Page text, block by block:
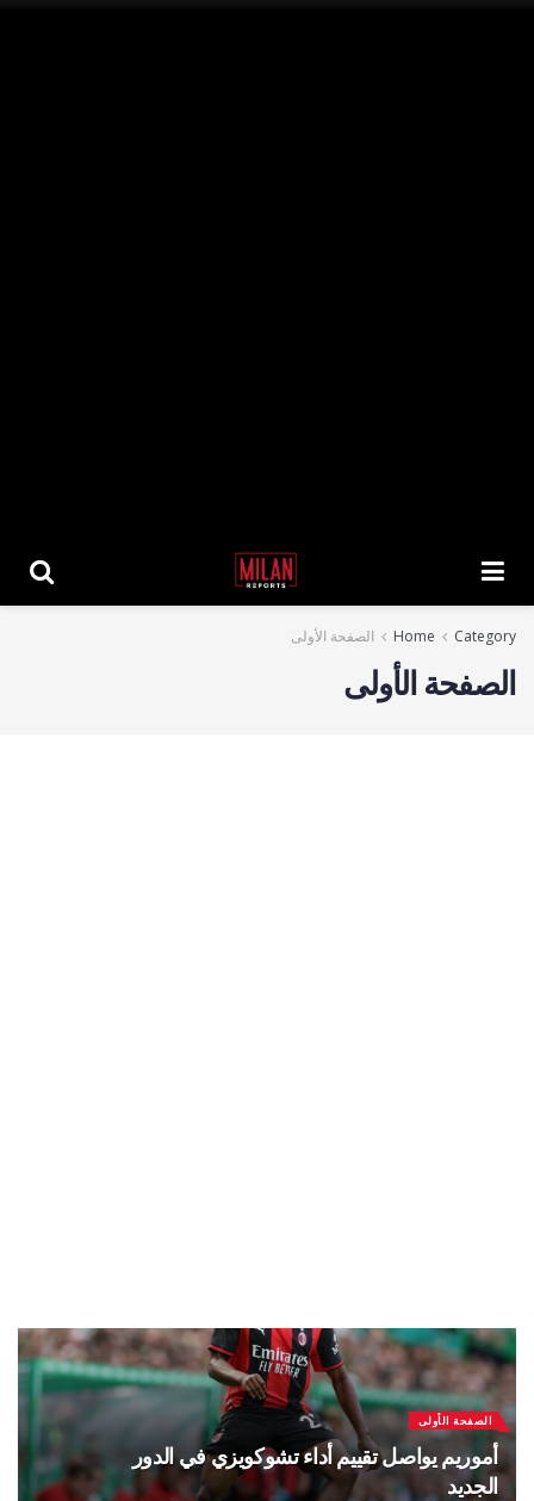
Home Category الصفحة الأولى
الصفحة الأولى
الصفحة الأولى
أموريم يواصل تقييم أداء تشوكويزي في الدور
الجديد